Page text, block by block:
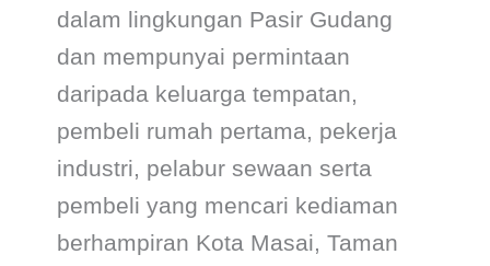
dalam lingkungan Pasir Gudang
dan mempunyai permintaan
daripada keluarga tempatan,
pembeli rumah pertama, pekerja
industri, pelabur sewaan serta
pembeli yang mencari kediaman
berhampiran Kota Masai, Taman